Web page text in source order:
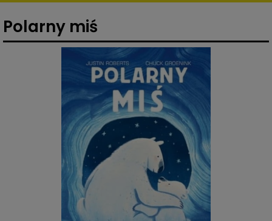
Polarny miś